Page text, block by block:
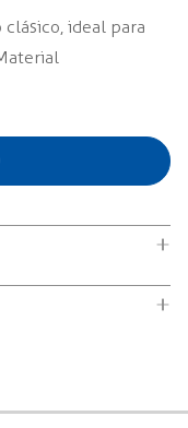
ideal para
ideal para